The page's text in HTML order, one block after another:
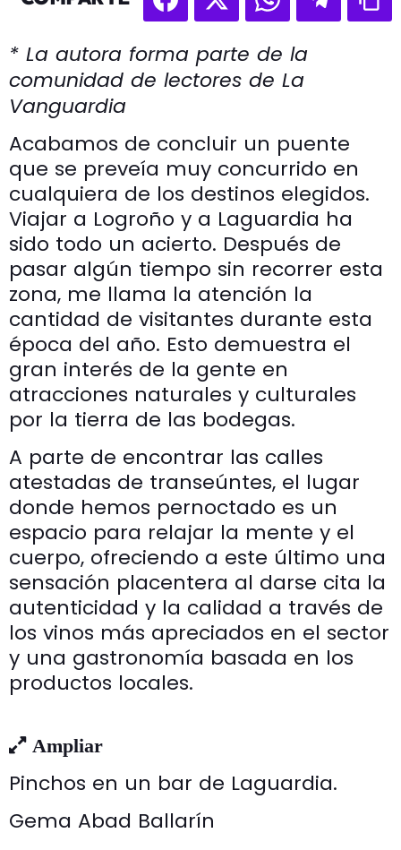
* La autora forma parte de la
comunidad de lectores de La
Vanguardia
Acabamos de concluir un puente
que se preveía muy concurrido en
cualquiera de los destinos elegidos.
Viajar a Logroño y a Laguardia ha
sido todo un acierto. Después de
pasar algún tiempo sin recorrer esta
zona, me llama la atención la
cantidad de visitantes durante esta
época del año. Esto demuestra el
gran interés de la gente en
atracciones naturales y culturales
por la tierra de las bodegas.
A parte de encontrar las calles
atestadas de transeúntes, el lugar
donde hemos pernoctado es un
espacio para relajar la mente y el
cuerpo, ofreciendo a este último una
sensación placentera al darse cita la
autenticidad y la calidad a través de
los vinos más apreciados en el sector
y una gastronomía basada en los
productos locales.
Ampliar
Pinchos en un bar de Laguardia.
Gema Abad Ballarín